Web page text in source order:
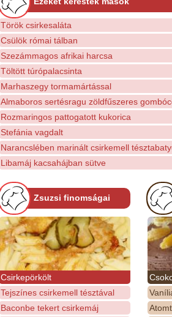
Török csirkesaláta
Csülök római tálban
Szezámmagos afrikai harcsa
Töltött túrópalacsinta
Marhaszegy tormamártással
Almaboros sertésragu zöldfűszeres
Rozmaringos pattogatott kukorica
Stefánia vagdalt
Narancslében marinált csirkemell
Libamáj kacsahájban sütve
Zsuzsi finomságai
Csirkepörkölt
Tejszínes csirkemell tésztával
Baconbe tekert csirkemáj